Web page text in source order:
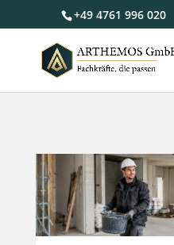
+49 4761 996 020